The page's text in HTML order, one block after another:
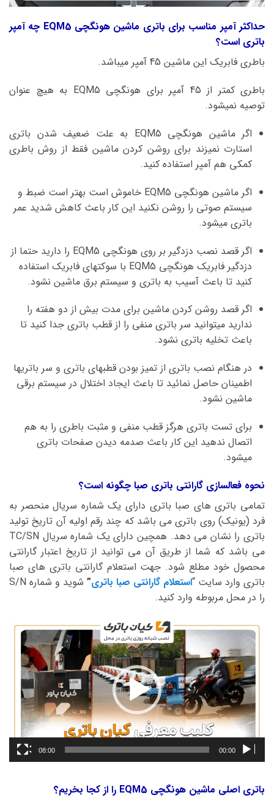
حداکثر آمپر مناسب برای باتری ماشین هونگچی EQM5 چه آمپر
باتری است؟
باطری فابریک این ماشین 45 آمپر میباشد.
باطری کمتر از 45 آمپر برای هونگچی EQM5 به هیچ عنوان
توصیه نمیشود.
اگر ماشین هونگچی EQM5 به علت ضعیف شدن باتری
استارت نمیزند برای روشن کردن ماشین فقط از روش باطری
کمکی هم آمپر استفاده کنید.
اگر ماشین هونگچی EQM5 خاموش است بهتر است ضبط و
سیستم صوتی را روشن نکنید این کار باعث کاهش شدید عمر
باتری میشود.
اگر قصد نصب دزدگیر بر روی هونگچی EQM5 را دارید حتما از
دزدگیر فابریک هونگچی EQM5 با سوکتهای فابریک استفاده
کنید تا باعث آسیب به باتری و سیستم برق ماشین نشود.
اگر قصد روشن کردن ماشین برای مدت بیش از دو هفته را
ندارید میتوانید سر باتری منفی را از قطب باتری جدا کنید تا
باعث تخلیه باتری نشود.
در هنگام نصب باتری از تمیز بودن قطبهای باتری و سر باتریها
اطمینان حاصل نمائید تا باعث ایجاد اختلال در سیستم برقی
ماشین نشود.
برای تست باتری هرگز قطب منفی و مثبت باطری را به هم
اتصال ندهید این کار باعث صدمه دیدن صفحات باتری
میشود.
نحوه فعالسازی گارانتی باتری صبا چگونه است؟
تمامی باتری های صبا باتری دارای یک شماره سریال منحصر به
فرد (یونیک) روی باتری می باشد که چند رقم اولیه آن تاریخ تولید
باتری را نشان می دهد. همچین دارای یک شماره سریال TC/SN
می باشد که شما از طریق آن می توانید از تاریخ اعتبار گارانتی
محصول خود مطلع شود. جهت استعلام گارانتی باتری های صبا
باتری وارد سایت “استعلام گارانتی صبا باتری”
شوید و شماره S/N
را در محل مربوطه وارد کنید.
نمایشگر
ویدیو
00:00
08:00
باتری اصلی ماشین هونگچی EQM5 را از کجا بخریم؟